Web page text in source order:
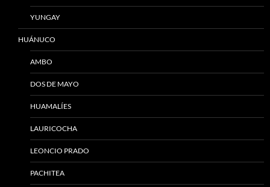
YUNGAY
HUÁNUCO
AMBO
DOS DE MAYO
HUAMALÍES
LAURICOCHA
LEONCIO PRADO
PACHITEA